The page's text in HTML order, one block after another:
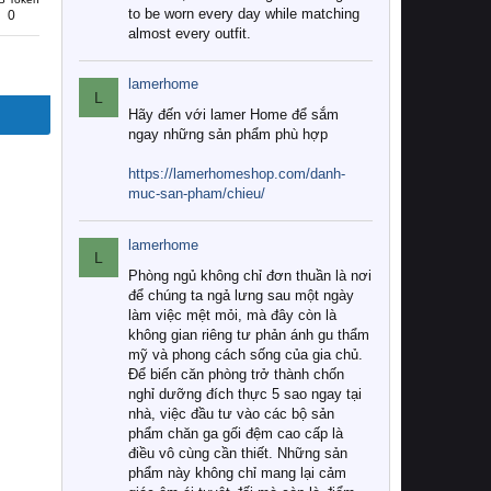
0
to be worn every day while matching
almost every outfit.
L
lamerhome
Hãy đến với lamer Home để sắm
ngay những sản phẩm phù hợp
https://lamerhomeshop.com/danh-
muc-san-pham/chieu/
L
lamerhome
Phòng ngủ không chỉ đơn thuần là nơi
để chúng ta ngả lưng sau một ngày
làm việc mệt mỏi, mà đây còn là
không gian riêng tư phản ánh gu thẩm
mỹ và phong cách sống của gia chủ.
Để biến căn phòng trở thành chốn
nghỉ dưỡng đích thực 5 sao ngay tại
nhà, việc đầu tư vào các bộ sản
phẩm chăn ga gối đệm cao cấp là
điều vô cùng cần thiết. Những sản
phẩm này không chỉ mang lại cảm